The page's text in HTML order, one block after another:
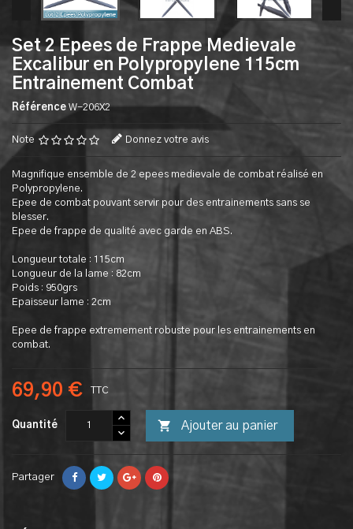
Set 2 Epees de Frappe Medievale
Excalibur en Polypropylene 115cm
Entrainement Combat
Référence W-206X2
Note Donnez votre avis
Magnifique ensemble de 2 epees medievale de combat réalisé en
Polypropylene.
Epee de combat pouvant servir pour des entrainements sans se
blesser.
Epee de frappe de qualité avec garde en ABS.
Longueur totale : 115cm
Longueur de la lame : 82cm
Poids : 950grs
Epaisseur lame : 2cm
Epee de frappe extremement robuste pour les entrainements en
combat.
69,90 € TTC
Quantité  Ajouter au panier
Partager